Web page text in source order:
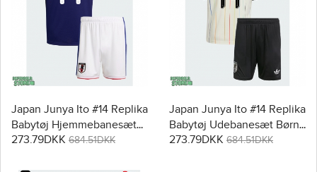
Japan Junya Ito #14 Replika
Babytøj Hjemmebanesæt
Børn VM 2026 Kortærmet
273.79DKK 684.51DKK
Japan Junya Ito #14 Replika
Babytøj Udebanesæt Børn
VM 2026 Kortærmet (+
273.79DKK 684.51DKK